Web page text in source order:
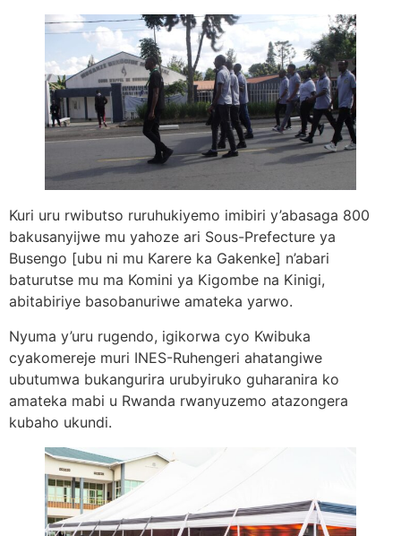
Kuri uru rwibutso ruruhukiyemo imibiri y’abasaga 800
bakusanyijwe mu yahoze ari Sous-Prefecture ya
Busengo [ubu ni mu Karere ka Gakenke] n’abari
baturutse mu ma Komini ya Kigombe na Kinigi,
abitabiriye basobanuriwe amateka yarwo.
Nyuma y’uru rugendo, igikorwa cyo Kwibuka
cyakomereje muri INES-Ruhengeri ahatangiwe
ubutumwa bukangurira urubyiruko guharanira ko
amateka mabi u Rwanda rwanyuzemo atazongera
kubaho ukundi.